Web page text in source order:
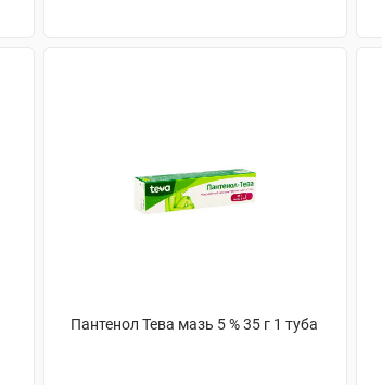
Пантенол Тева мазь 5 % 35 г 1 туба